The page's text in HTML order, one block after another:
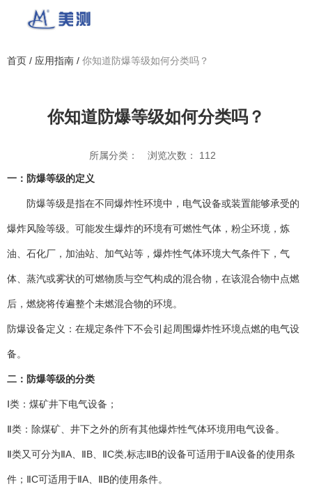
应用指南
首页 / 应用指南 / 你知道防爆等级如何分类吗？
你知道防爆等级如何分类吗？
所属分类： 浏览次数： 112
一：防爆等级的定义
防爆等级‌是指在不同爆炸性环境中，电气设备或装置能够承受的
爆炸风险等级。可能发生爆炸的环境有可燃性气体，粉尘环境，炼
油、石化厂，加油站、加气站等，爆炸性气体环境大气条件下，气
体、蒸汽或雾状的可燃物质与空气构成的混合物，在该混合物中点燃
后，燃烧将传遍整个未燃混合物的环境。
防爆设备定义：在规定条件下不会引起周围爆炸性环境点燃的电气设
备。
二：防爆等级的分类
Ⅰ类：煤矿井下电气设备；
Ⅱ类：除煤矿、井下之外的所有其他爆炸性气体环境用电气设备。
Ⅱ类又可分为ⅡA、ⅡB、ⅡC类,标志ⅡB的设备可适用于ⅡA设备的使用条
件；ⅡC可适用于ⅡA、ⅡB的使用条件。